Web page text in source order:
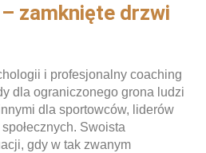
zamknięte drzwi
i profesjonalny coaching
dla ograniczonego grona ludzi
dla sportowców, liderów
Swoista
gdy w tak zwanym